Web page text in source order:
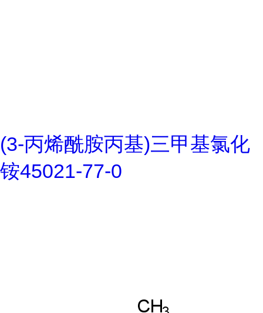
(3-丙烯酰胺丙基)三甲基氯化
铵45021-77-0